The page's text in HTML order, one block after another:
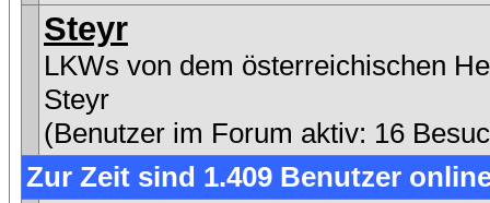
Steyr
LKWs von dem österreichischen
Steyr
(Benutzer im Forum aktiv: 16
Zur Zeit sind 1.409 Benutzer